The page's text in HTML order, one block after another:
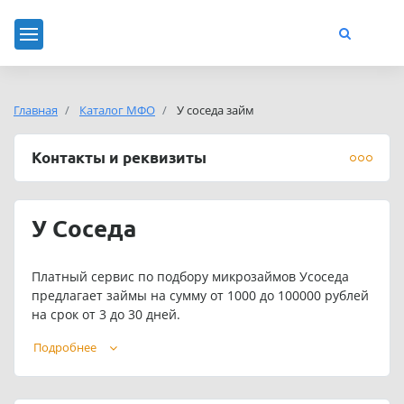
Главная Каталог МФО У соседа займ
Контакты и реквизиты
У Соседа
Платный сервис по подбору микрозаймов Усоседа
предлагает займы на сумму от 1000 до 100000 рублей
на срок от 3 до 30 дней.
Подать заявку на займ можно в любое время. Сервис
Подробнее